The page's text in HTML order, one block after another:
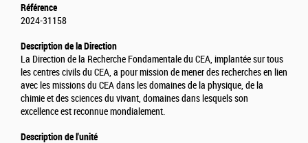
Référence
2024-31158
Description de la Direction
La Direction de la Recherche Fondamentale du CEA, implantée sur tous
les centres civils du CEA, a pour mission de mener des recherches en lien
avec les missions du CEA dans les domaines de la physique, de la
chimie et des sciences du vivant, domaines dans lesquels son
excellence est reconnue mondialement.
Description de l'unité